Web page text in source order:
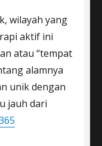
wilayah yang
aktif ini
atau “tempat
alamnya
unik dengan
jauh dari